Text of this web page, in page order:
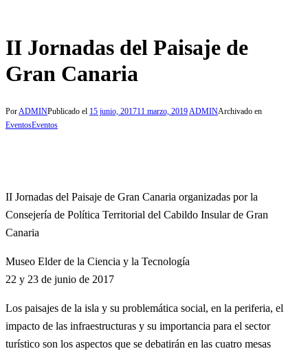
II Jornadas del Paisaje de
Gran Canaria
PorADMINPublicado el 15 junio, 201711 marzo, 2019ADMINArchivado en
EventosEventos
II Jornadas del Paisaje de Gran Canaria organizadas por la
Consejería de Política Territorial del Cabildo Insular de Gran
Canaria
Museo Elder de la Ciencia y la Tecnología
22 y 23 de junio de 2017
Los paisajes de la isla y su problemática social, en la periferia, el
impacto de las infraestructuras y su importancia para el sector
turístico son los aspectos que se debatirán en las cuatro mesas